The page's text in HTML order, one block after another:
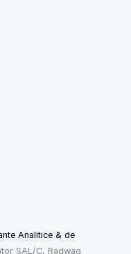
Analitice & de
SAL/C, Radwag